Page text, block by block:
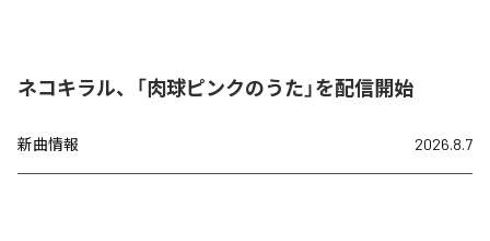
ネコキラル、「肉球ピンクのうた」を配信開始
新曲情報 2026.8.7